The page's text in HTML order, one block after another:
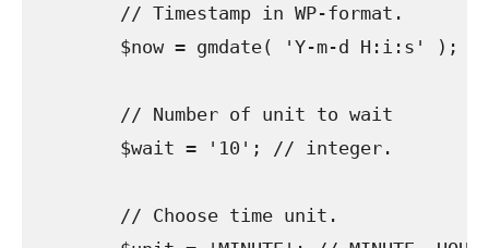
        // Timestamp in WP-format.
        $now = gmdate( 'Y-m-d H:i:s' );
        // Number of unit to wait
        $wait = '10'; // integer.
        // Choose time unit.